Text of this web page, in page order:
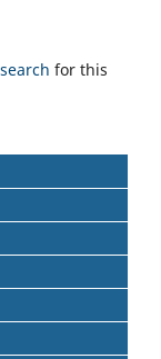
for this